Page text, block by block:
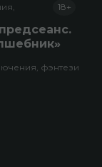
18+
фэнтези